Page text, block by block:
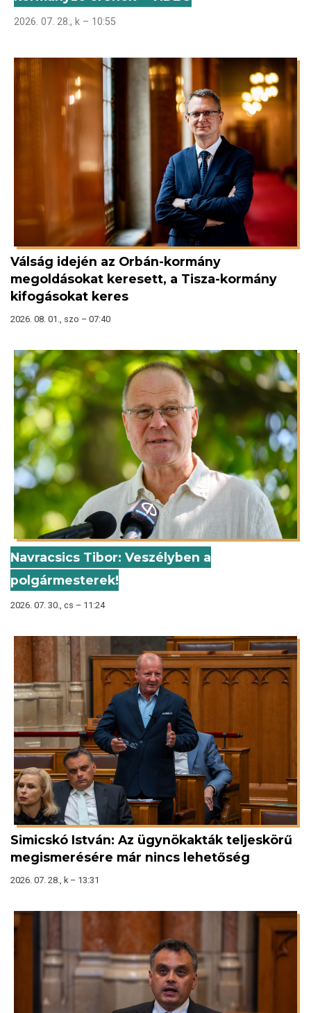
2026. 07. 28., k – 10:55
Válság idején az Orbán-kormány
megoldásokat keresett, a Tisza-kormány
kifogásokat keres
2026. 08. 01., szo – 07:40
Navracsics Tibor: Veszélyben a
polgármesterek!
2026. 07. 30., cs – 11:24
Simicskó István: Az ügynökakták teljeskörű
megismerésére már nincs lehetőség
2026. 07. 28., k – 13:31